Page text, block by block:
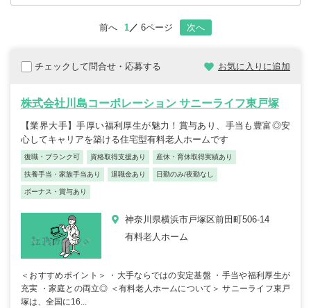
前へ 1 6ページ 次へ
チェックして問合せ・応募する お気に入りに追加
株式会社川島コーポレーション サニーライフ東戸塚
【業界大手】手厚い福利厚生が魅力！賞与あり、手当も豊富◎安
心してキャリアを築ける住宅型有料老人ホームです
復職・ブランク可 資格取得支援あり 産休・育休取得実績あり
扶養手当・家族手当あり 退職金あり 日勤のみ/夜勤なし
ボーナス・賞与あり
神奈川県横浜市戸塚区前田町506-14
有料老人ホーム
＜おすすめポイント＞ ・大手ならではの安定基盤 ・手当や福利厚生が
充実 ・家庭との両立◎ ＜有料老人ホームについて＞ サニーライフ東戸
塚は、全国に16...